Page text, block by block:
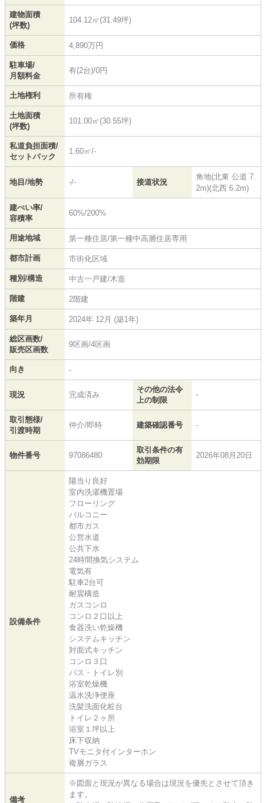
建物面積
(坪数)
104.12㎡(31.49坪)
価格 4,890万円
駐車場/
月額料金
有(2台)/0円
土地権利 所有権
土地面積
(坪数)
101.00㎡(30.55坪)
私道負担面積/
セットバック
1.60㎡/-
地目/地勢 -/- 接道状況
角地(北東 公道 7.
2m)(北西 6.2m)
建ぺい率/
容積率
60%/200%
用途地域 第一種住居/第一種中高層住居専用
都市計画 市街化区域
種別/構造 中古一戸建/木造
階建 2階建
築年月 2024年 12月 (築1年)
総区画数/
販売区画数
9区画/4区画
向き -
現況 完成済み
その他の法令
上の制限
-
取引態様/
引渡時期
仲介/即時 建築確認番号 -
物件番号 97086480
取引条件の有
効期限
2026年08月20日
設備条件
陽当り良好
室内洗濯機置場
フローリング
バルコニー
都市ガス
公営水道
公共下水
24時間換気システム
電気有
駐車2台可
耐震構造
ガスコンロ
コンロ２口以上
食器洗い乾燥機
システムキッチン
対面式キッチン
コンロ３口
バス・トイレ別
浴室乾燥機
温水洗浄便座
洗髪洗面化粧台
トイレ２ヶ所
浴室１坪以上
床下収納
TVモニタ付インターホン
複層ガラス
備考
※図面と現況が異なる場合は現況を優先とさせて頂き
ます。